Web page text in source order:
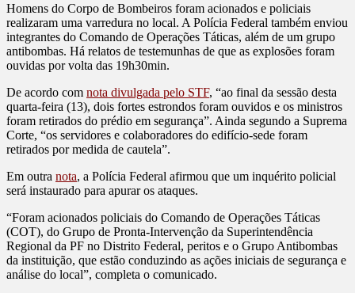
Homens do Corpo de Bombeiros foram acionados e policiais
realizaram uma varredura no local. A Polícia Federal também enviou
integrantes do Comando de Operações Táticas, além de um grupo
antibombas. Há relatos de testemunhas de que as explosões foram
ouvidas por volta das 19h30min.
De acordo com nota divulgada pelo STF, “ao final da sessão desta
quarta-feira (13), dois fortes estrondos foram ouvidos e os ministros
foram retirados do prédio em segurança”. Ainda segundo a Suprema
Corte, “os servidores e colaboradores do edifício-sede foram
retirados por medida de cautela”.
Em outra nota, a Polícia Federal afirmou que um inquérito policial
será instaurado para apurar os ataques.
“Foram acionados policiais do Comando de Operações Táticas
(COT), do Grupo de Pronta-Intervenção da Superintendência
Regional da PF no Distrito Federal, peritos e o Grupo Antibombas
da instituição, que estão conduzindo as ações iniciais de segurança e
análise do local”, completa o comunicado.